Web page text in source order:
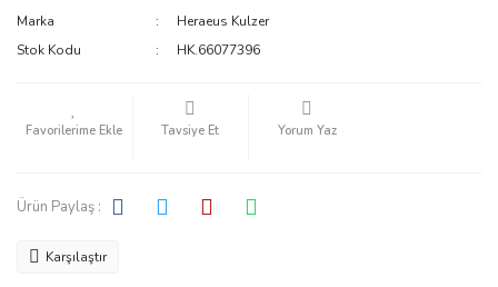
Marka
Heraeus Kulzer
Stok Kodu
HK.66077396
Tavsiye Et Yorum Yaz
Ürün Paylaş :
Karşılaştır